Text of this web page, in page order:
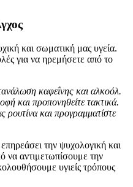
και σωματική μας υγεία.
για να ηρεμήσετε από το
καφεΐνης και αλκοόλ.
και προπονηθείτε τακτικά.
ρουτίνα και προγραμματίστε
την ψυχολογική και
να αντιμετωπίσουμε την
υγιείς τρόπους